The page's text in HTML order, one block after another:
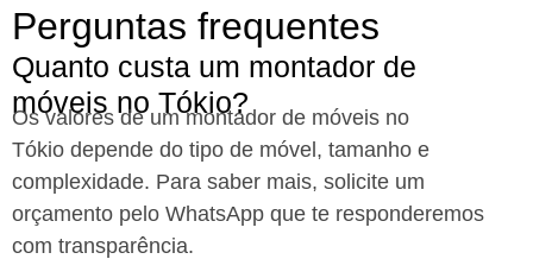
Perguntas frequentes
Quanto custa um montador de
móveis no Tókio?
Os valores de um montador de móveis no
Tókio depende do tipo de móvel, tamanho e
complexidade. Para saber mais, solicite um
orçamento pelo WhatsApp que te responderemos
com transparência.